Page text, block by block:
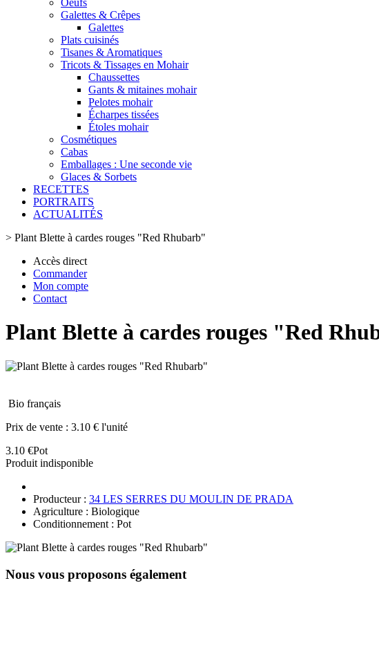
Oeufs
Galettes & Crêpes
Galettes
Plats cuisinés
Tisanes & Aromatiques
Tricots & Tissages en Mohair
Chaussettes
Gants & mitaines mohair
Pelotes mohair
Écharpes tissées
Étoles mohair
Cosmétiques
Cabas
Emballages : Une seconde vie
Glaces & Sorbets
RECETTES
PORTRAITS
ACTUALITÉS
> Plant Blette à cardes rouges "Red Rhubarb"
Accès direct
Commander
Mon compte
Contact
Plant Blette à cardes rouges "Red
Bio français
Prix de vente : 3.10 € l'unité
3.10 €Pot
Produit indisponible
Producteur : 34 LES SERRES DU MOULIN DE PRADA
Agriculture : Biologique
Conditionnement : Pot
Nous vous proposons également